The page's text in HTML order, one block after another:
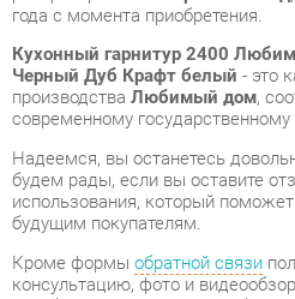
Надеемся, вы останетесь
будем рады, если вы оставите
использования, который поможет
будущим покупателям.
Кроме формыобратной связи
консультацию, фото и видеообзор
e-mail, телефону в Екатеринбурге
Telegram и WhatsApp.
Готовые комплекты также можно
дом Винченца 3 Черный Дуб Крафт
забрав его с нашего центрального